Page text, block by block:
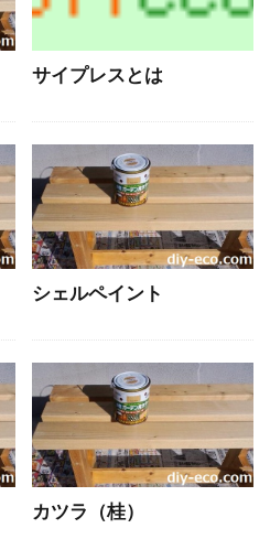
サイプレスとは
シェルペイント
カツラ（桂）